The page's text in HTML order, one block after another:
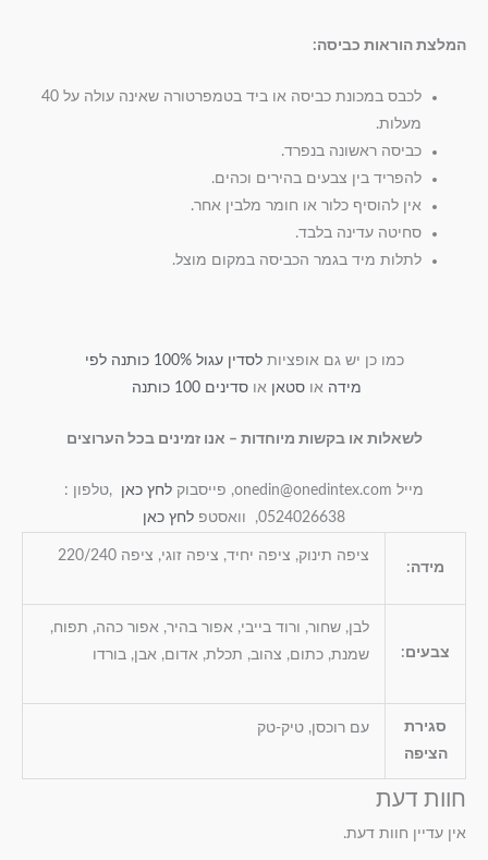
המלצת הוראות כביסה:
לכבס במכונת כביסה או ביד בטמפרטורה שאינה עולה על 40
מעלות.
כביסה ראשונה בנפרד.
להפריד בין צבעים בהירים וכהים.
אין להוסיף כלור או חומר מלבין אחר.
סחיטה עדינה בלבד.
לתלות מיד בגמר הכביסה במקום מוצל.
כמו כן יש גם אופציות
לסדין עגול 100% כותנה לפי
מידה אוסטאן אוסדינים 100 כותנה
לשאלות או בקשות מיוחדות – אנו זמינים בכל הערוצים
מייל onedin@onedintex.com, פייסבוק לחץ כאן ,טלפון :
0524026638, וואסטפ
לחץ כאן
מידה:
ציפה תינוק, ציפה יחיד, ציפה זוגי, ציפה 220/240
צבעים:
לבן, שחור, ורוד בייבי, אפור בהיר, אפור כהה, תפוח,
שמנת, כתום, צהוב, תכלת, אדום, אבן, בורדו
סגירת
הציפה
עם רוכסן, טיק-טק
חוות דעת
אין עדיין חוות דעת.